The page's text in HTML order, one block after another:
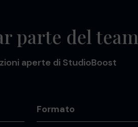
parte del team
aperte di StudioBoost
Formato